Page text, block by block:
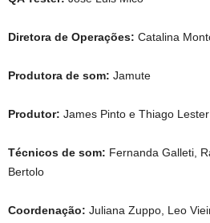
Diretora de Operações: Catalina
Produtora de som: Jamute
Produtor: James Pinto e Thiago Lester
Técnicos de som: Fernanda Galleti,
Bertolo
Coordenação: Juliana Zuppo, Leo